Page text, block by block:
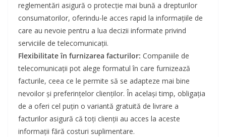
reglementări asigură o protecție mai bună a drepturilor
consumatorilor, oferindu-le acces rapid la informațiile de
care au nevoie pentru a lua decizii informate privind
serviciile de telecomunicații.
Flexibilitate în furnizarea facturilor: Companiile de
telecomunicații pot alege formatul în care furnizează
facturile, ceea ce le permite să se adapteze mai bine
nevoilor și preferințelor clienților. În același timp, obligația
de a oferi cel puțin o variantă gratuită de livrare a
facturilor asigură că toți clienții au acces la aceste
informații fără costuri suplimentare.